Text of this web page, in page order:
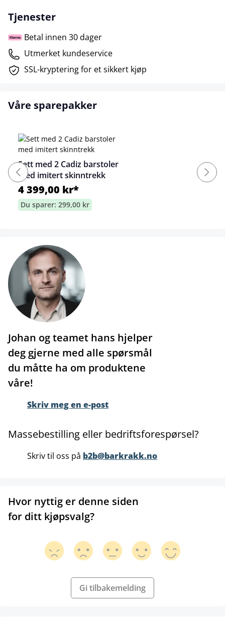
Tjenester
Betal innen 30 dager
Utmerket kundeservice
SSL-kryptering for et sikkert kjøp
Våre sparepakker
Sett med 2 Cadiz barstoler
med imitert skinntrekk
4 399,00 kr*
Du sparer: 299,00 kr
Johan og teamet hans hjelper
deg gjerne med alle spørsmål
du måtte ha om produktene
våre!
Skriv meg en e-post
Massebestilling eller bedriftsforespørsel?
Skriv til oss på b2b@barkrakk.no
Hvor nyttig er denne siden
for ditt kjøpsvalg?
Gi tilbakemelding